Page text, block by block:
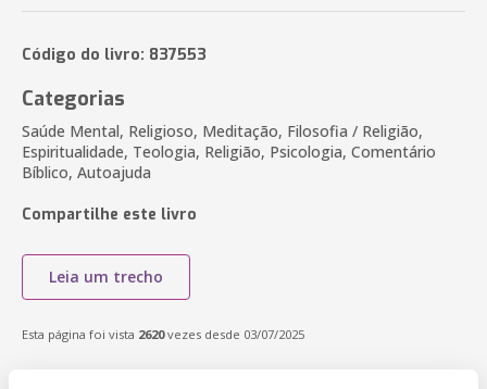
Código do livro: 837553
Categorias
Saúde Mental, Religioso, Meditação, Filosofia / Religião,
Espiritualidade, Teologia, Religião, Psicologia, Comentário
Bíblico, Autoajuda
Compartilhe este livro
Leia um trecho
Esta página foi vista 2620vezes desde 03/07/2025